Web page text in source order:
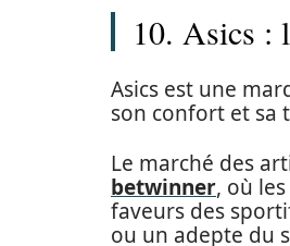
10. Asics :
Asics est une
son confort et sa
Le marché des
betwinner, où
faveurs des
ou un adepte du